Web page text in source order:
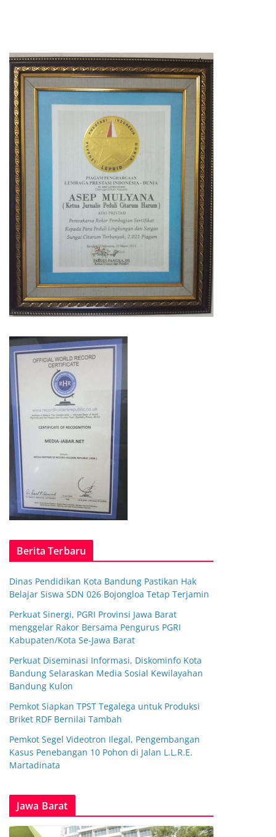
Berita Terbaru
Dinas Pendidikan Kota Bandung Pastikan Hak
Belajar Siswa SDN 026 Bojongloa Tetap Terjamin
Perkuat Sinergi, PGRI Provinsi Jawa Barat
menggelar Rakor Bersama Pengurus PGRI
Kabupaten/Kota Se-Jawa Barat
Perkuat Diseminasi Informasi, Diskominfo Kota
Bandung Selaraskan Media Sosial Kewilayahan
Bandung Kulon
Pemkot Siapkan TPST Tegalega untuk Produksi
Briket RDF Bernilai Tambah
Pemkot Segel Videotron Ilegal, Pengembangan
Kasus Penebangan 10 Pohon di Jalan L.L.R.E.
Martadinata
Jawa Barat